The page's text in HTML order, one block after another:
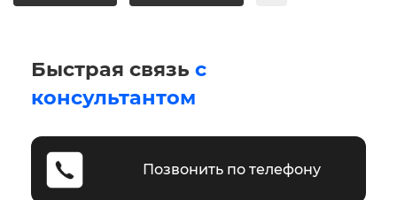
Быстрая связь с
консультантом
Позвонить по телефону